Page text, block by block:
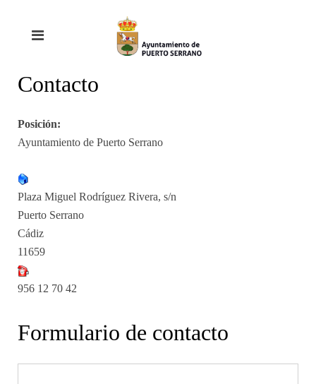
Contacto
Posición:
Ayuntamiento de Puerto Serrano
Plaza Miguel Rodríguez Rivera, s/n
Puerto Serrano
Cádiz
11659
956 12 70 42
Formulario de contacto